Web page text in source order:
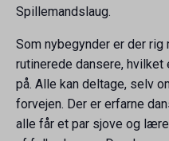
Spillemandslaug.
Som nybegynder er der
rutinerede dansere,
på. Alle kan deltage, selv
forvejen. Der er erfarne
alle får et par sjove og